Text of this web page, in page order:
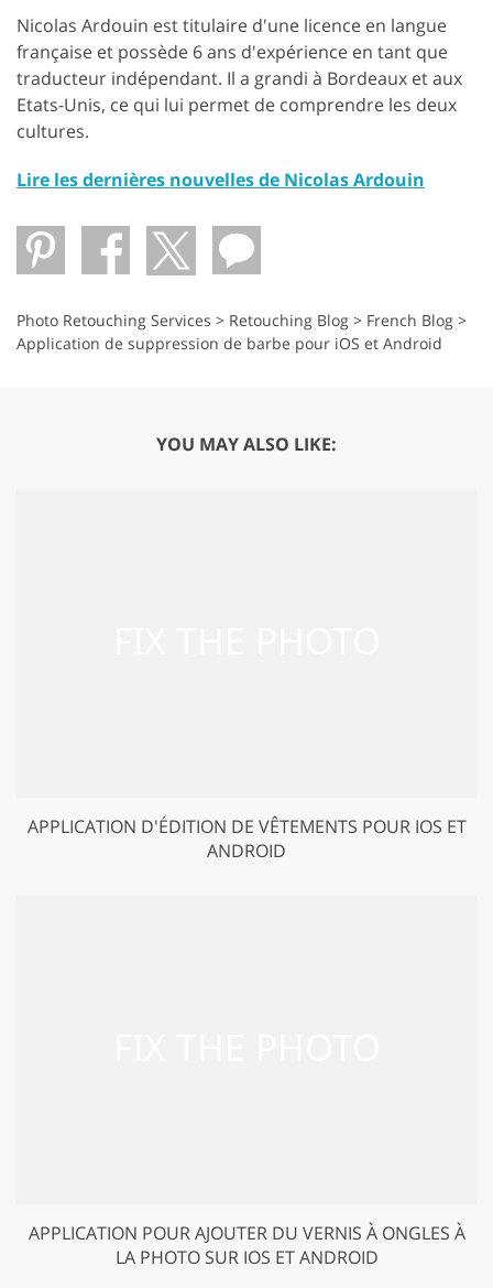
Nicolas Ardouin est titulaire d'une licence en langue
française et possède 6 ans d'expérience en tant que
traducteur indépendant. Il a grandi à Bordeaux et aux
Etats-Unis, ce qui lui permet de comprendre les deux
cultures.
Lire les dernières nouvelles de Nicolas Ardouin
Photo Retouching Services > Retouching Blog > French Blog >
Application de suppression de barbe pour iOS et Android
YOU MAY ALSO LIKE:
APPLICATION D'ÉDITION DE VÊTEMENTS POUR IOS ET
ANDROID
APPLICATION POUR AJOUTER DU VERNIS À ONGLES À
LA PHOTO SUR IOS ET ANDROID